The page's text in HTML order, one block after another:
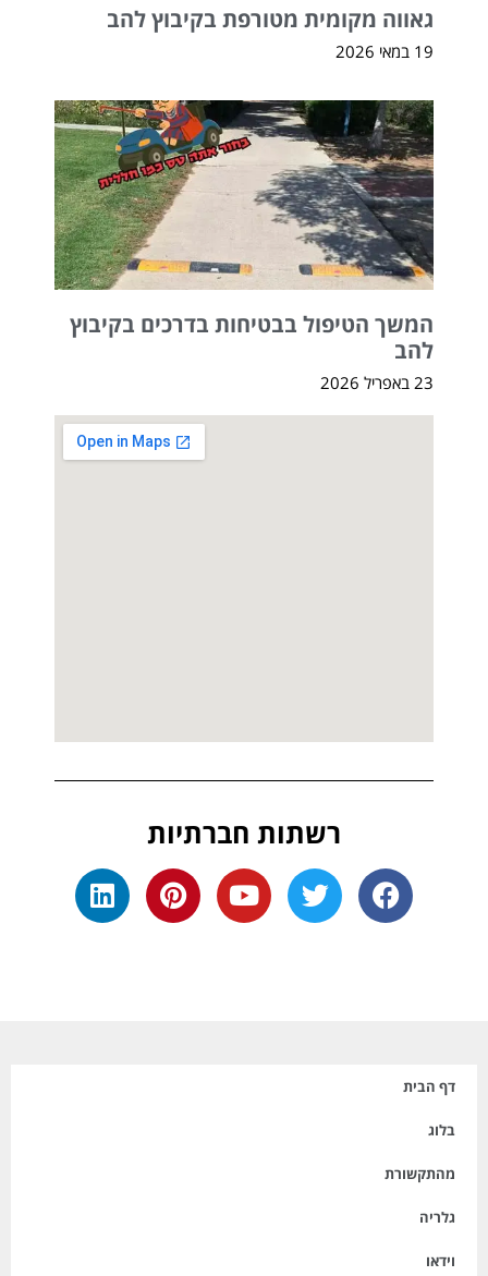
גאווה מקומית מטורפת בקיבוץ להב
19 במאי 2026
המשך הטיפול בבטיחות בדרכים בקיבוץ
להב
23 באפריל 2026
רשתות חברתיות
דף הבית
בלוג
מהתקשורת
גלריה
וידאו